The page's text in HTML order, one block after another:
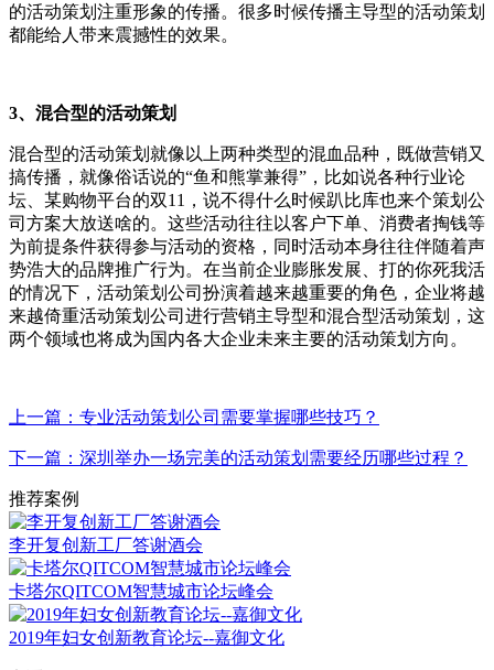
的活动策划注重形象的传播。很多时候传播主导型的活动策划
都能给人带来震撼性的效果。
3、混合型的活动策划
混合型的活动策划就像以上两种类型的混血品种，既做营销又
搞传播，就像俗话说的“鱼和熊掌兼得”，比如说各种行业论
坛、某购物平台的双11，说不得什么时候趴比库也来个策划公
司方案大放送啥的。这些活动往往以客户下单、消费者掏钱等
为前提条件获得参与活动的资格，同时活动本身往往伴随着声
势浩大的品牌推广行为。在当前企业膨胀发展、打的你死我活
的情况下，活动策划公司扮演着越来越重要的角色，企业将越
来越倚重活动策划公司进行营销主导型和混合型活动策划，这
两个领域也将成为国内各大企业未来主要的活动策划方向。
上一篇：专业活动策划公司需要掌握哪些技巧？
下一篇：深圳举办一场完美的活动策划需要经历哪些过程？
推荐案例
李开复创新工厂答谢酒会
卡塔尔QITCOM智慧城市论坛峰会
2019年妇女创新教育论坛--嘉御文化